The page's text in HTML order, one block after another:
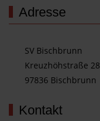
Adresse
SV Bischbrunn
Kreuzhöhstraße 28
97836 Bischbrunn
Kontakt